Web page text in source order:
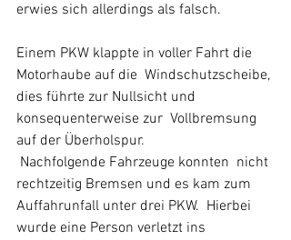
erwies sich allerdings als falsch.
Einem PKW klappte in voller Fahrt die
Motorhaube auf die  Windschutzscheibe,
dies führte zur Nullsicht und
konsequenterweise zur  Vollbremsung
auf der Überholspur.
rechtzeitig Bremsen und es kam zum
Auffahrunfall unter drei PKW.  Hierbei
wurde eine Person verletzt ins